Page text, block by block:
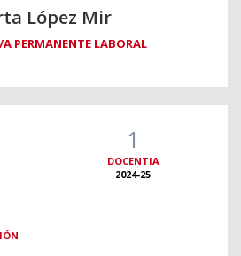
López Mir
A PERMANENTE LABORAL
1
DOCENTIA
2024-25